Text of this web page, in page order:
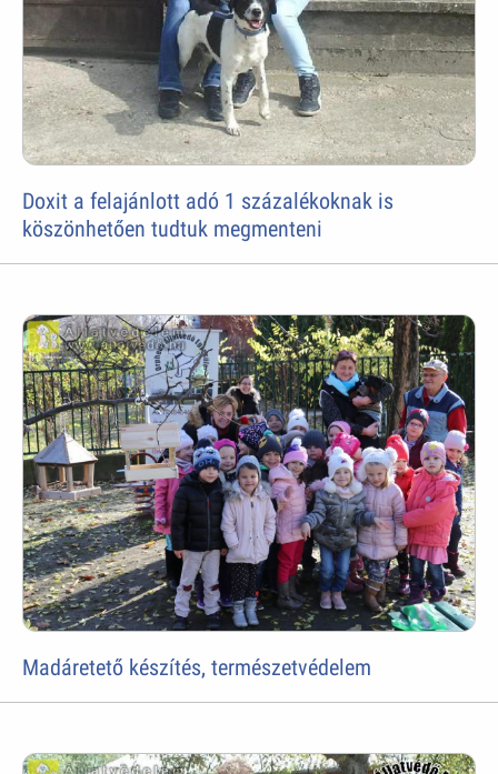
Doxit a felajánlott adó 1 százalékoknak is
köszönhetően tudtuk megmenteni
Madáretető készítés, természetvédelem